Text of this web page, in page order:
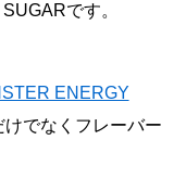
です。
ENERGY
けでなくフレーバー